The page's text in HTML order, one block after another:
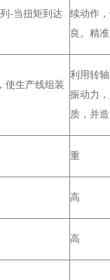
-当扭矩到达
续动作
良。精
使生产线组装
利用转
振动力
质，并造
重
高
高